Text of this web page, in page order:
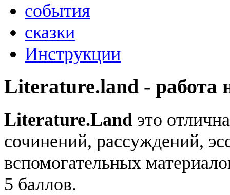
события
сказки
Инструкции
Literature.land - работа
Literature.Land это
сочинений, рассуждений,
вспомогательных
5 баллов.